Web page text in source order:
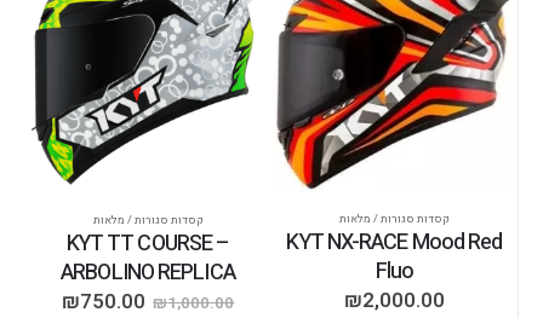
קסדות סגורות / מלאות
KYT NX-RACE Mood Red
Fluo
₪2,000.00
קסדות סגורות / מלאות
KYT TT COURSE –
ARBOLINO REPLICA
₪1,000.00
₪750.00